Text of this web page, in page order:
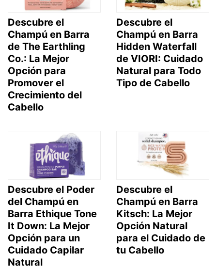
Descubre el
Champú en Barra
de The Earthling
Co.: La Mejor
Opción para
Promover el
Crecimiento del
Cabello
Descubre el
Champú en Barra
Hidden Waterfall
de VIORI: Cuidado
Natural para Todo
Tipo de Cabello
Descubre el Poder
del Champú en
Barra Ethique Tone
It Down: La Mejor
Opción para un
Cuidado Capilar
Natural
Descubre el
Champú en Barra
Kitsch: La Mejor
Opción Natural
para el Cuidado de
tu Cabello